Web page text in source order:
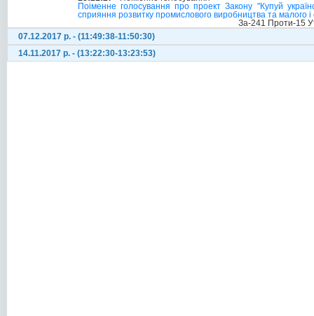
Поіменне голосування про проект Закону "Купуй
сприяння розвитку промислового виробництва та малого
За-241 Проти-15
07.12.2017 р. - (11:49:38-11:50:30)
14.11.2017 р. - (13:22:30-13:23:53)